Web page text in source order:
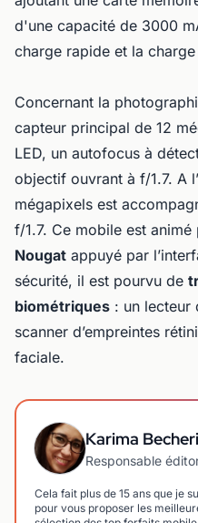
d'une capacité de 3000
charge rapide et la
Concernant la
capteur principal de 12
LED, un autofocus à
objectif ouvrant à f/1.7. A
mégapixels est
f/1.7. Ce mobile est animé
Nougat appuyé par
sécurité, il est pourvu de
biométriques : un lecteur
scanner d’empreintes
faciale.
Karima
Responsable
Cela fait plus de 15 ans que je
pour vous proposer les